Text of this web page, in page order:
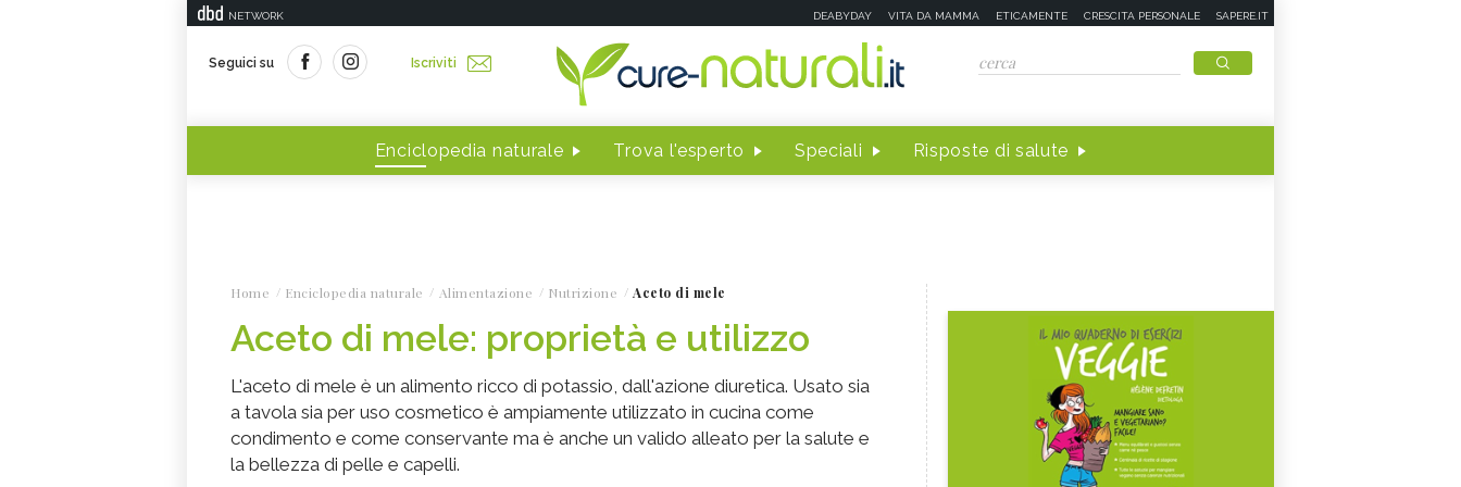
NETWORK DEABYDAY VITA DA MAMMA ETICAMENTE CRESCITA PERSONALE SAPERE.IT
Seguici su Iscriviti
Enciclopedia naturale Trova l'esperto Speciali Risposte di salute
Home Enciclopedia naturale Alimentazione Nutrizione Aceto di mele
Aceto di mele: proprietà e utilizzo
L'aceto di mele è un alimento ricco di potassio, dall'azione diuretica. Usato sia
a tavola sia per uso cosmetico è ampiamente utilizzato in cucina come
condimento e come conservante ma è anche un valido alleato per la salute e
la bellezza di pelle e capelli.